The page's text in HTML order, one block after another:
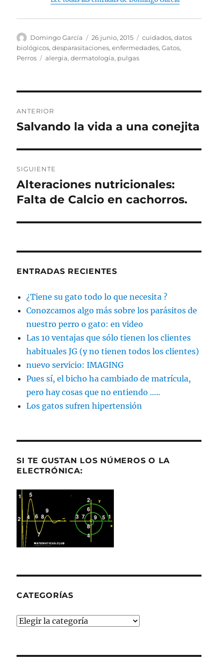
Autor
Domingo García
Publicado
el
26 junio, 2015 Categorías
cuidados,datos
biológicos,desparasitaciones,enfermedades,Gatos,
Perros
Etiquetas
alergia,dermatología, pulgas
de
ANTERIOR
Entrada
Salvando la vida a una conejita
SIGUIENTE
Entrada
siguiente:
Alteraciones nutricionales:
Falta de Calcio en cachorros.
ENTRADAS RECIENTES
¿Tiene su gato todo lo que necesita ?
Conozcamos algo más sobre los parásitos de
nuestro perro o gato: en video
Las 10 ventajas que sólo tienen los clientes
habituales JG (y no tienen todos los clientes)
nuevo servicio: IMAGING
Pues sí, el bicho ha cambiado de matrícula,
pero hay cosas que no entiendo …..
Los gatos sufren hipertensión
SI TE GUSTAN LOS NÚMEROS O LA
ELECTRÓNICA:
CATEGORÍAS
Categorías